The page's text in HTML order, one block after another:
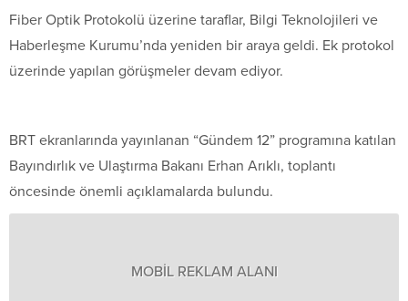
Fiber Optik Protokolü üzerine taraflar, Bilgi Teknolojileri ve
Haberleşme Kurumu’nda yeniden bir araya geldi. Ek protokol
üzerinde yapılan görüşmeler devam ediyor.
BRT ekranlarında yayınlanan “Gündem 12” programına katılan
Bayındırlık ve Ulaştırma Bakanı Erhan Arıklı, toplantı
öncesinde önemli açıklamalarda bulundu.
MOBİL REKLAM ALANI